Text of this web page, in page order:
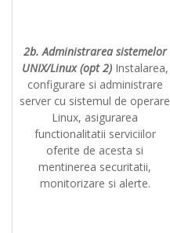
2b. Administrarea sistemelor
UNIX/Linux (opt 2) Instalarea,
configurare si administrare
server cu sistemul de operare
Linux, asigurarea
functionalitatii serviciilor
oferite de acesta si
mentinerea securitatii,
monitorizare si alerte.